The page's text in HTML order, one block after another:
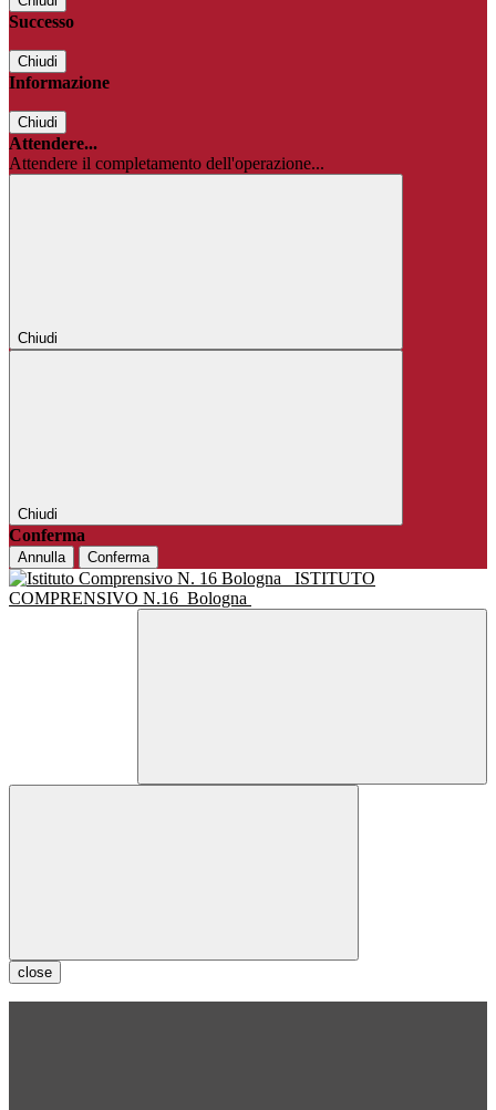
Successo
Chiudi
Informazione
Chiudi
Attendere...
Attendere il completamento dell'operazione...
Chiudi
Chiudi
Conferma
Annulla Conferma
ISTITUTO
COMPRENSIVO N.16 Bologna
close